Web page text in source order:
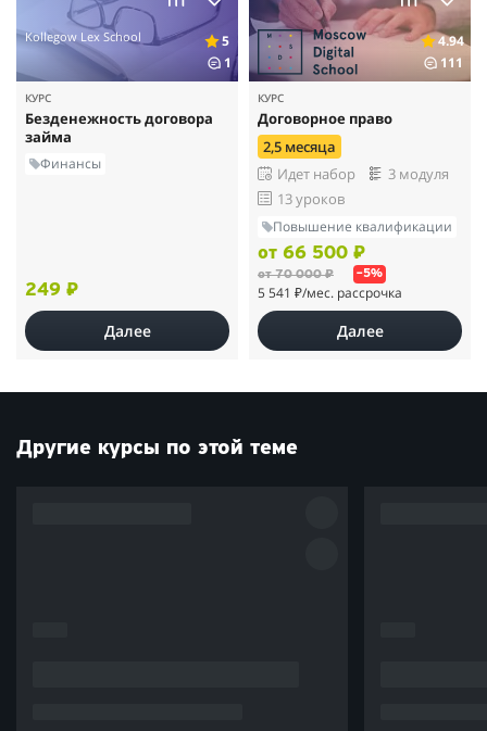
Kollegow Lex School
5
1
КУРС
Безденежность договора
займа
Финансы
249 ₽
Далее
4.94
111
КУРС
Договорное право
2,5 месяца
Идет набор
3 модуля
13 уроков
Повышение квалификации
от 66 500 ₽
от 70 000 ₽ –5%
5 541 ₽/мес. рассрочка
Далее
Другие курсы по этой теме